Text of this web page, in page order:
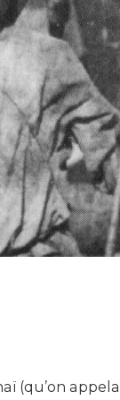
(qu’on